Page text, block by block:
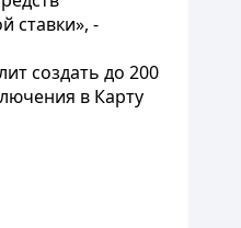
ставки», -
создать до 200
в Карту